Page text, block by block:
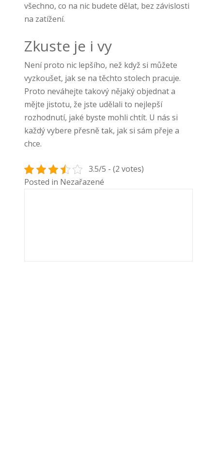
všechno, co na nic budete dělat, bez závislosti
na zatížení.
Zkuste je i vy
Není proto nic lepšího, než když si můžete
vyzkoušet, jak se na těchto stolech pracuje.
Proto neváhejte takový nějaký objednat a
mějte jistotu, že jste udělali to nejlepší
rozhodnutí, jaké byste mohli chtít. U nás si
každý vybere přesně tak, jak si sám přeje a
chce.
3.5/5 - (2 votes)
Posted in Nezařazené